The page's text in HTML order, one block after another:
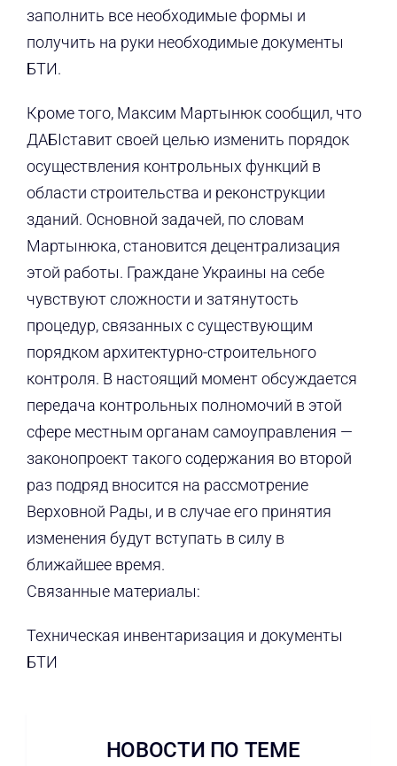
заполнить все необходимые формы и
получить на руки необходимые документы
БТИ.
Кроме того, Максим Мартынюк сообщил, что
ДАБIставит своей целью изменить порядок
осуществления контрольных функций в
области строительства и реконструкции
зданий. Основной задачей, по словам
Мартынюка, становится децентрализация
этой работы. Граждане Украины на себе
чувствуют сложности и затянутость
процедур, связанных с существующим
порядком архитектурно-строительного
контроля. В настоящий момент обсуждается
передача контрольных полномочий в этой
сфере местным органам самоуправления —
законопроект такого содержания во второй
раз подряд вносится на рассмотрение
Верховной Рады, и в случае его принятия
изменения будут вступать в силу в
ближайшее время.
Связанные материалы:
Техническая инвентаризация и документы
БТИ
НОВОСТИ ПО ТЕМЕ